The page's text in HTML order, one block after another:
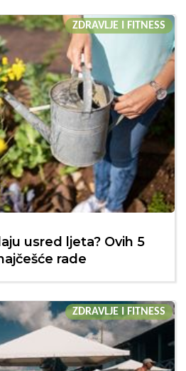
ZDRAVLJE I FITNESS
usred ljeta? Ovih 5
rade
ZDRAVLJE I FITNESS